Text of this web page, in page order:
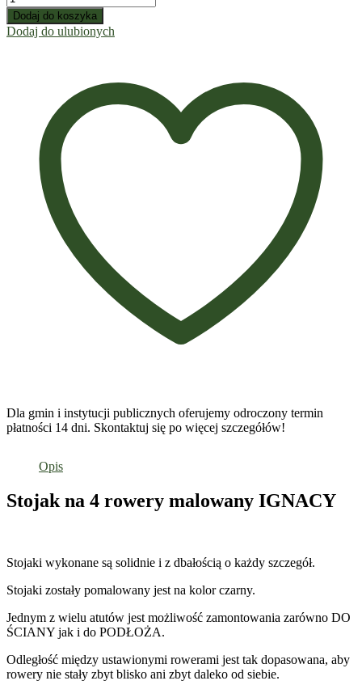
Dodaj do koszyka
Dodaj do ulubionych
Dla gmin i instytucji publicznych oferujemy odroczony termin
płatności 14 dni. Skontaktuj się po więcej szczegółów!
Opis
Stojak na 4 rowery malowany IGNACY
Stojaki wykonane są solidnie i z dbałością o każdy szczegół.
Stojaki zostały pomalowany jest na kolor czarny.
Jednym z wielu atutów jest możliwość zamontowania zarówno DO
ŚCIANY jak i do PODŁOŻA.
Odległość między ustawionymi rowerami jest tak dopasowana, aby
rowery nie stały zbyt blisko ani zbyt daleko od siebie.